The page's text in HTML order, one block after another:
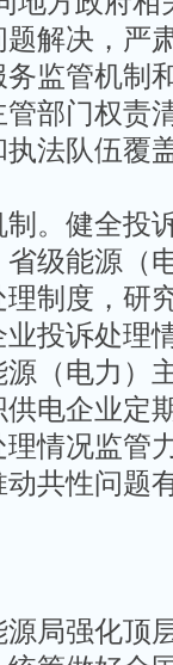
解决，严
监管机制
部门权责
法队伍覆
制。健全投
级能源（
制度，研
投诉处理
（电力）
电企业定
情况监管
共性问题
局强化顶